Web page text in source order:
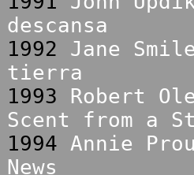
descansa
1992 Jane
tierra
1993 Robert
Scent from a
1994 Annie
News